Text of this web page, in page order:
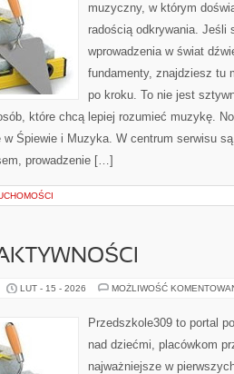
muzyczny, w którym
radością odkrywania. Jeśli
wprowadzenia w świat
fundamenty, znajdziesz tu
po kroku. To nie jest
które chcą lepiej rozumieć muzykę.
w Śpiewie i Muzyka. W centrum serwisu
prowadzenie […]
LUT - 15 - 2026 MOŻLIWOŚĆ
Przedszkole309 to portal
nad dziećmi, placówkom
najważniejsze w